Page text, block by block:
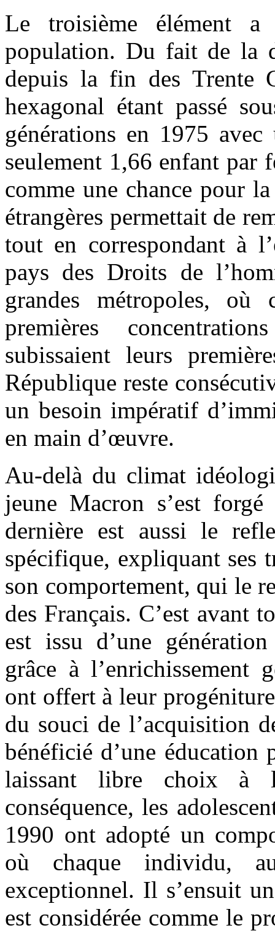
Le troisième élément
population. Du fait de la
depuis la fin des Trente
hexagonal étant passé
générations en 1975
seulement 1,66 enfant par
comme une chance pour
étrangères permettait de
tout en correspondant à
pays des Droits de
grandes métropoles, où
premières
subissaient leurs
République reste
un besoin impératif
en main d’œuvre.
Au-delà du climat
jeune Macron s’est
dernière est aussi le
spécifique, expliquant ses
son comportement, qui le
des Français. C’est avant
est issu d’une
grâce à l’enrichissement
ont offert à leur
du souci de l’acquisition
bénéficié d’une éducation
laissant libre choix à
conséquence, les
1990 ont adopté un
où chaque individu,
exceptionnel. Il s’ensuit
est considérée comme le